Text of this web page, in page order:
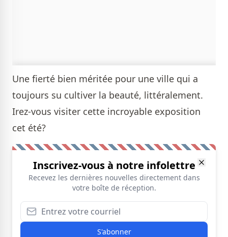
Une fierté bien méritée pour une ville qui a
toujours su cultiver la beauté, littéralement.
Irez-vous visiter cette incroyable exposition
cet été?
Inscrivez-vous à notre infolettre
Recevez les dernières nouvelles directement dans
votre boîte de réception.
S'abonner